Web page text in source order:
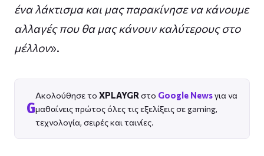
ένα λάκτισμα και μας παρακίνησε να κάνουμε
αλλαγές που θα μας κάνουν καλύτερους στο
μέλλον».
G
Ακολούθησε το XPLAYGR στο Google Newsγια να
μαθαίνεις πρώτος όλες τις εξελίξεις σε gaming,
τεχνολογία, σειρές και ταινίες.